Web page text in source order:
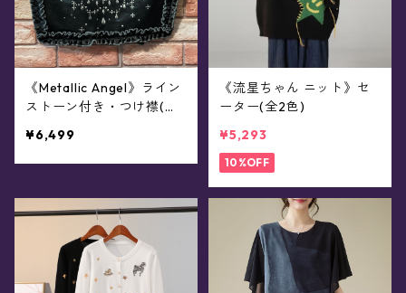
《Metallic Angel》ライン
ストーン付き・つけ襟(全3
¥6,499
《流星ちゃん ニット》セ
ーター(全2色)
¥5,293
10%OFF